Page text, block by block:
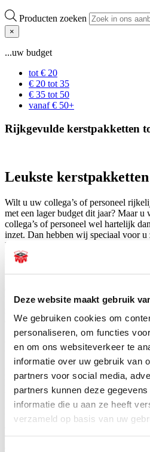
Deze website maakt gebruik
We gebruiken cookies om
personaliseren, om functies
en om ons websiteverkeer te
informatie over uw gebruik van
partners voor social media,
partners kunnen deze
informatie die u aan ze heeft
verzameld op basis van uw
Producten zoeken
×
...uw budget
tot € 20
€ 20 tot 35
€ 35 tot 50
vanaf € 50+
Rijkgevulde kerstpakketten
Leukste
Wilt u uw collega’s of personeel
met een lager budget dit jaar? Maar
collega’s of personeel wel hartelijk
inzet. Dan hebben wij speciaal voor u
kerstpakketten die rijkelijk gevuld zijn
Kerstpakketten WWG bieden wij
leukste drankpakketten en andere
Bij ons kunt urijkgevulde
kerstpakketten gevuld met
en/of non-food cadeaus!
Foodkerstpakketten
Bij Kerstpakketten WWG bieden wij
Foodpakketten. Hierin zitten allerlei
tijdens een gezellige spelavond of
genuttigd kunnen worden. Wilt u
uw personeel met kinderen? Dan zijn
aan te raden. Neem bijvoorbeeld de
kerstpakket, geheel in goudkleuren,